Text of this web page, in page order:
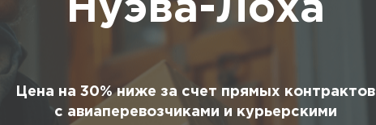
Нуэва-Лоха
Цена на 30% ниже за счет прямых контрактов
с авиаперевозчиками и курьерскими